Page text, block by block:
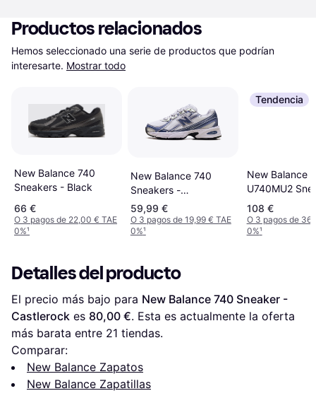
Productos relacionados
Hemos seleccionado una serie de productos que podrían
interesarte. Mostrar todo
New Balance 740
Sneakers - Black
66 €
O 3 pagos de 22,00 € TAE
0%¹
New Balance 740
Sneakers -
White/Magic Blue
59,99 €
O 3 pagos de 19,99 € TAE
0%¹
Tendencia
New Balance
U740MU2
Sea Salt
108 €
O 3 pagos de
0%¹
Detalles del producto
El precio más bajo para New Balance 740 Sneaker -
Castlerock es 80,00 €. Esta es actualmente la oferta
más barata entre 21 tiendas.
Comparar:
New Balance Zapatos
New Balance Zapatillas